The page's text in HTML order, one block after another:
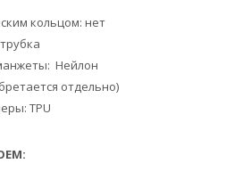
кольцом: нет
Нейлон
отдельно)
TPU